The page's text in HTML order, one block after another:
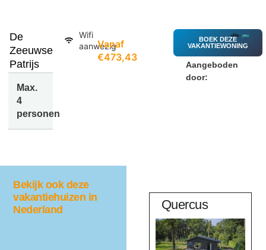
De
Zeeuwse
Patrijs
Max.
4
personen
Wifi
aanwezig
Vanaf
€473,43
BOEK DEZE
VAKANTIEWONING
Aangeboden
door:
Bekijk ook deze
vakantiehuizen in
NederlandZon en Zee Quercus